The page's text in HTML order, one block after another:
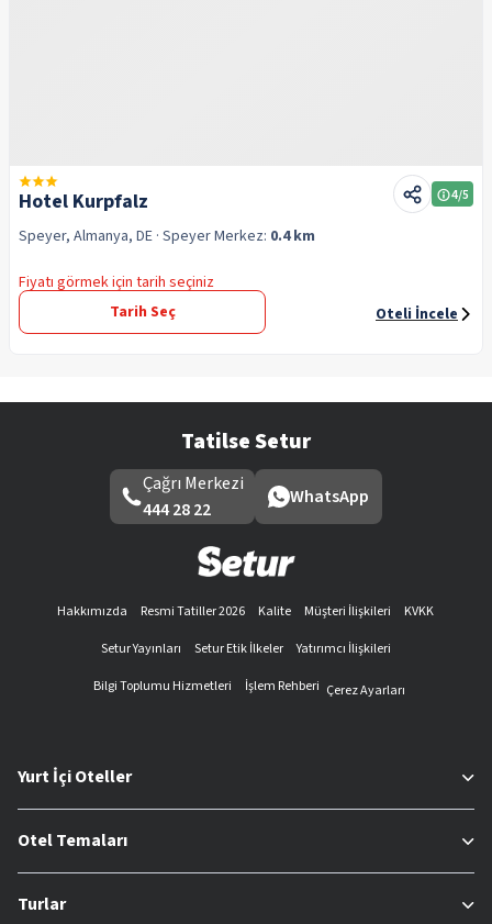
Hotel Kurpfalz 4/5
Speyer, Almanya, DE · SpeyerMerkez: 0.4 km
Fiyatı görmek için tarih seçiniz
Tarih Seç
Oteli İncele
Tatilse Setur
Çağrı Merkezi
444 28 22
WhatsApp
Hakkımızda Resmi Tatiller 2026 Kalite Müşteri İlişkileri
KVKK
Setur Yayınları
Setur Etik İlkeler
Yatırımcı İlişkileri
Bilgi Toplumu Hizmetleri
İşlem Rehberi Çerez Ayarları
Yurt İçi Oteller
Otel Temaları
Turlar